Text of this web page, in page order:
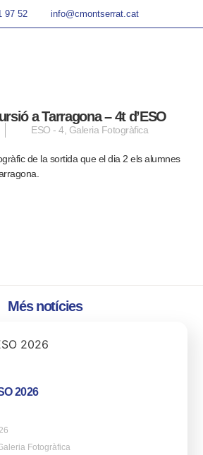
97 52 info@cmontserrat.cat
a Tarragona – 4t d’ESO
ESO - 4, Galeria Fotogràfica
de la sortida que el dia 2 els alumnes
Més notícies
2026
Fotogràfica